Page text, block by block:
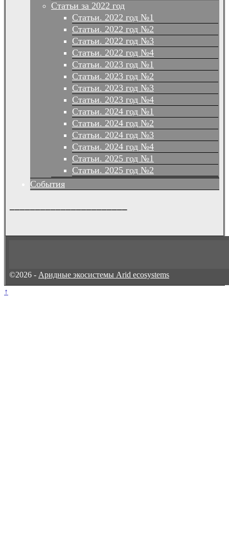
Статьи за 2022 год
Статьи. 2022 год №1
Статьи. 2022 год №2
Статьи. 2022 год №3
Статьи. 2022 год №4
Статьи. 2023 год №1
Статьи. 2023 год №2
Статьи. 2023 год №3
Статьи. 2023 год №4
Статьи. 2024 год №1
Статьи. 2024 год №2
Статьи. 2024 год №3
Статьи. 2024 год №4
Статьи. 2025 год №1
Статьи. 2025 год №2
События
©2026 - Аридные экосистемы Arid ecosystems
↑